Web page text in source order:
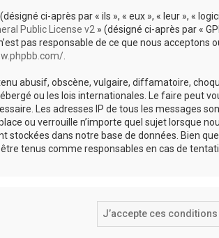
ci-après par « ils », « eux », « leur », «
Public License v2 » (désigné ci-après par «
pas responsable de ce que nous
.
abusif, obscène, vulgaire, diffamatoire,
ou les lois internationales. Le faire
Les adresses IP de tous les messages
ou verrouille n’importe quel sujet lorsque
stockées dans notre base de données. Bien
tenus comme responsables en cas de